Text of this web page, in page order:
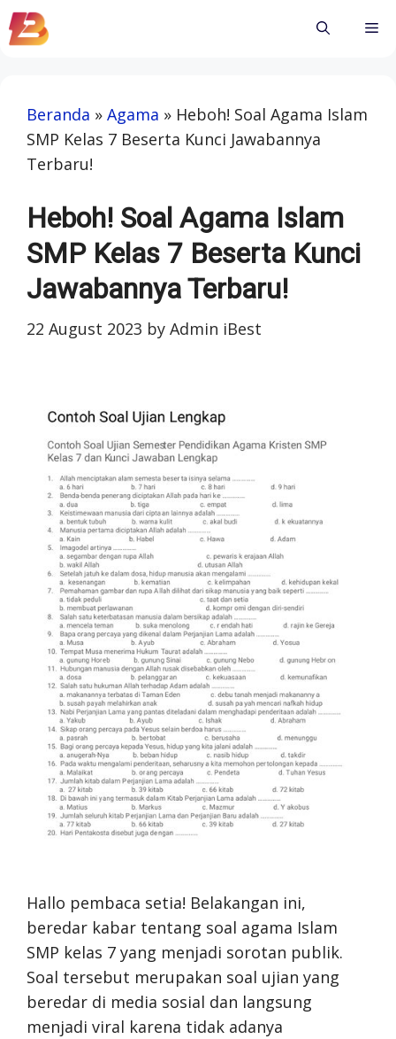
Skip
to
Beranda » Agama » Heboh! Soal Agama Islam
SMP Kelas 7 Beserta Kunci Jawabannya
Terbaru!
Heboh! Soal Agama Islam
SMP Kelas 7 Beserta Kunci
Jawabannya Terbaru!
22 August 2023 by Admin iBest
Hallo pembaca setia! Belakangan ini,
beredar kabar tentang soal agama Islam
SMP kelas 7 yang menjadi sorotan publik.
Soal tersebut merupakan soal ujian yang
beredar di media sosial dan langsung
menjadi viral karena tidak adanya